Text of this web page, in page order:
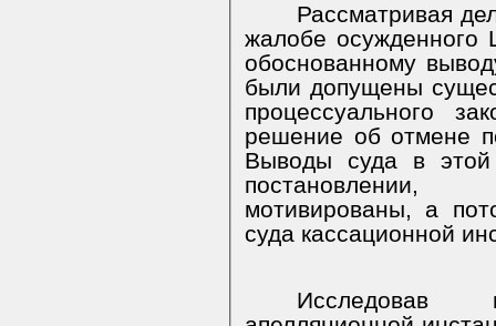
Рассматривая
жалобе
обоснованному
были допущены
процессуального
решение об отмене
Выводы суда в
мотивированы, а
суда кассационной